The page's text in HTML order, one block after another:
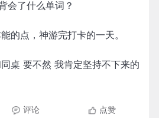
会了什么单词？
的点，神游完打卡的一天。
桌 要不然 我肯定坚持不下来的
评论 点赞